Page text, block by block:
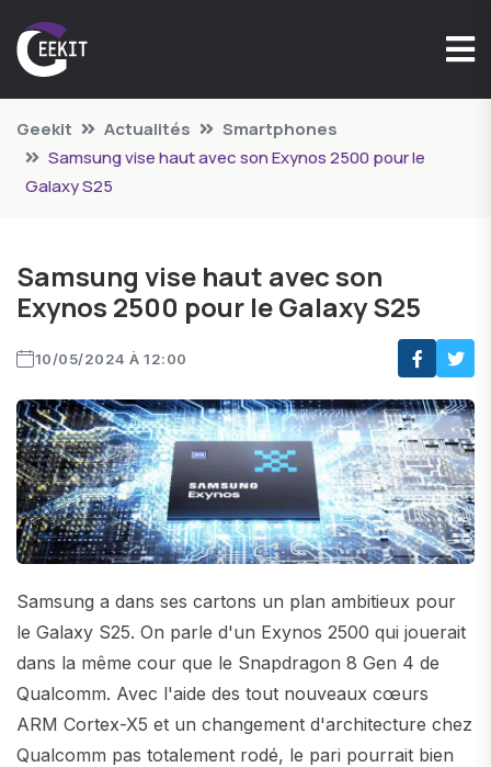
Geekit Actualités
Smartphones
Samsung vise haut avec son Exynos 2500 pour le
Galaxy S25
Samsung vise haut avec son
Exynos 2500 pour le Galaxy S25
10/05/2024 À 12:00
Samsung a dans ses cartons un plan ambitieux pour
le Galaxy S25. On parle d'un Exynos 2500 qui jouerait
dans la même cour que le Snapdragon 8 Gen 4 de
Qualcomm. Avec l'aide des tout nouveaux cœurs
ARM Cortex-X5 et un changement d'architecture chez
Qualcomm pas totalement rodé, le pari pourrait bien